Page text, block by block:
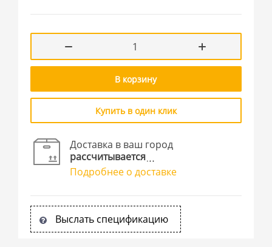
В корзину
Купить в один клик
Доставка в ваш город
рассчитывается
Подробнее о доставке
Выслать спецификацию